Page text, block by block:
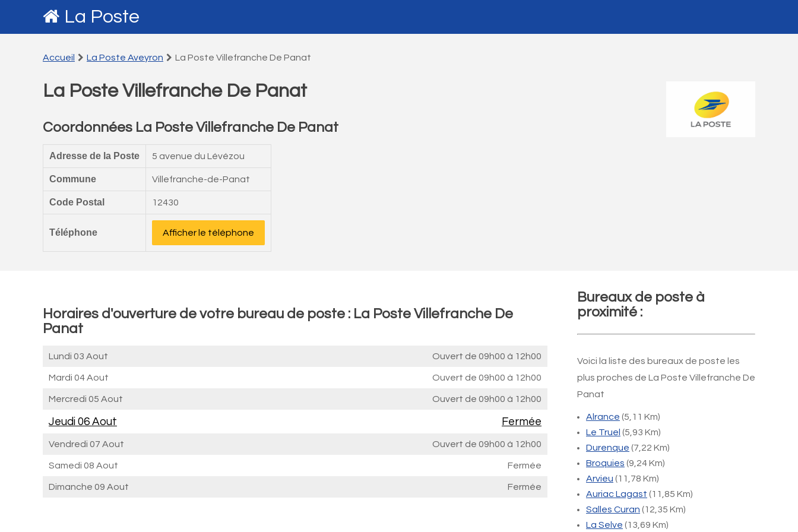
La Poste
Accueil La Poste Aveyron La Poste Villefranche De Panat
La Poste Villefranche De Panat
Coordonnées La Poste Villefranche De Panat
Adresse de la Poste 5 avenue du Lévézou
Commune Villefranche-de-Panat
Code Postal 12430
Téléphone Afficher le téléphone
Horaires d'ouverture de votre bureau de poste : La Poste Villefranche De
Panat
Lundi 03 Aout Ouvert de 09h00 à 12h00
Mardi 04 Aout Ouvert de 09h00 à 12h00
Mercredi 05 Aout Ouvert de 09h00 à 12h00
Jeudi 06 Aout Fermée
Vendredi 07 Aout Ouvert de 09h00 à 12h00
Samedi 08 Aout Fermée
Dimanche 09 Aout Fermée
Bureaux de poste à
proximité :
Voici la liste des bureaux de poste les
plus proches de La Poste Villefranche De
Panat
Alrance (5,11 Km)
Le Truel (5,93 Km)
Durenque (7,22 Km)
Broquies (9,24 Km)
Arvieu (11,78 Km)
Auriac Lagast (11,85 Km)
Salles Curan (12,35 Km)
La Selve (13,69 Km)